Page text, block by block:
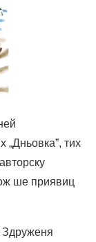
тих
ше приявиц
Здруженя